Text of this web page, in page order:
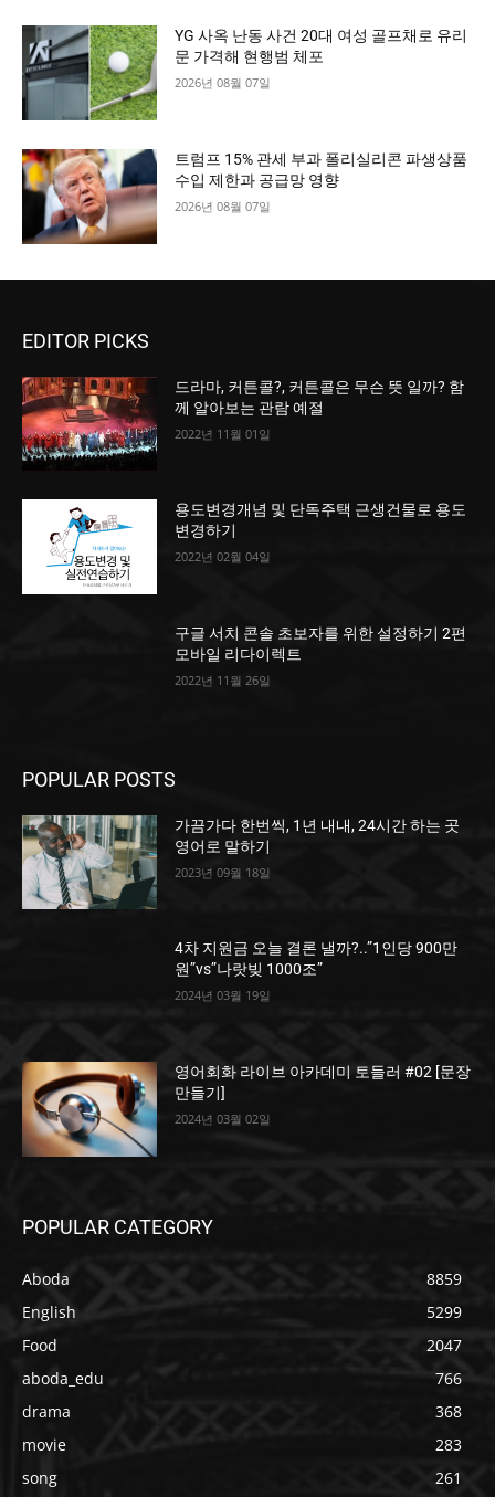
YG 사옥 난동 사건 20대 여성 골프채로 유리
문 가격해 현행범 체포
2026년 08월 07일
트럼프 15% 관세 부과 폴리실리콘 파생상품
수입 제한과 공급망 영향
2026년 08월 07일
EDITOR PICKS
드라마, 커튼콜?, 커튼콜은 무슨 뜻 일까? 함
께 알아보는 관람 예절
2022년 11월 01일
용도변경개념 및 단독주택 근생건물로 용도
변경하기
2022년 02월 04일
구글 서치 콘솔 초보자를 위한 설정하기 2편
모바일 리다이렉트
2022년 11월 26일
POPULAR POSTS
가끔가다 한번씩, 1년 내내, 24시간 하는 곳
영어로 말하기
2023년 09월 18일
4차 지원금 오늘 결론 낼까?..”1인당 900만
원”vs”나랏빚 1000조”
2024년 03월 19일
영어회화 라이브 아카데미 토들러 #02 [문장
만들기]
2024년 03월 02일
POPULAR CATEGORY
Aboda
8859
English
5299
Food
2047
aboda_edu
766
drama
368
movie
283
song
261